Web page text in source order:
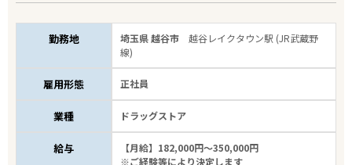
勤務地 埼玉県 越谷市越谷レイクタウン駅 (JR武蔵野
線)
雇用形態 正社員
業種 ドラッグストア
給与
【月給】182,000円～350,000円
※ご経験等により決定します